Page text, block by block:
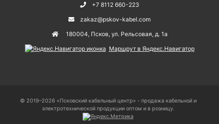
+7 8112 660-223
zakaz@pskov-kabel.com
180004, Псков, ул. Рельсовая, д. 1а
Маршрут в Яндекс.Навигатор
© 2019–2026 «Псковский кабельный центр» - продажа кабельной и
электротехнической продукции оптом и в розницу.